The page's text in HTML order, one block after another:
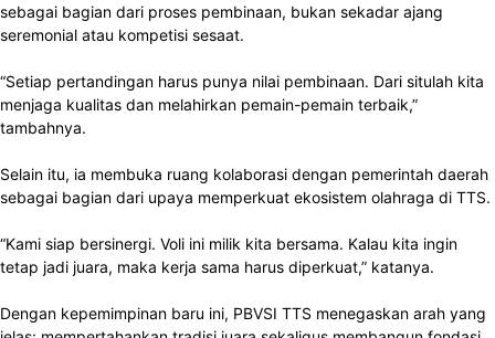
sebagai bagian dari proses pembinaan, bukan sekadar ajang
seremonial atau kompetisi sesaat.
“Setiap pertandingan harus punya nilai pembinaan. Dari situlah kita
menjaga kualitas dan melahirkan pemain-pemain terbaik,”
tambahnya.
Selain itu, ia membuka ruang kolaborasi dengan pemerintah daerah
sebagai bagian dari upaya memperkuat ekosistem olahraga di TTS.
“Kami siap bersinergi. Voli ini milik kita bersama. Kalau kita ingin
tetap jadi juara, maka kerja sama harus diperkuat,” katanya.
Dengan kepemimpinan baru ini, PBVSI TTS menegaskan arah yang